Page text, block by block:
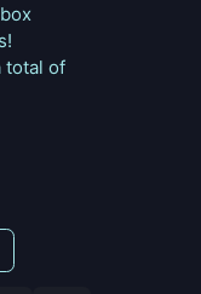
total of